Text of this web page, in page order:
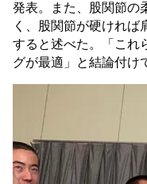
発表。また、股関節の
く、股関節が硬ければ
すると述べた。「これ
グが最適」と結論付け